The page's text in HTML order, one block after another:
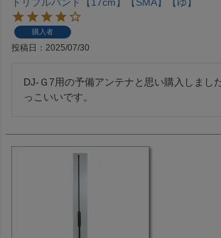
購入者
投稿日 2025/07/30
DJ-Ｇ7用の予備アンテナと思い購入しまし
っこいいです。